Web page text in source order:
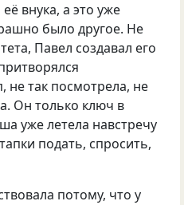
внука, а это уже
было другое. Не
Павел создавал его
так посмотрела, не
Он только ключ в
уже летела навстречу
подать, спросить,
потому, что у